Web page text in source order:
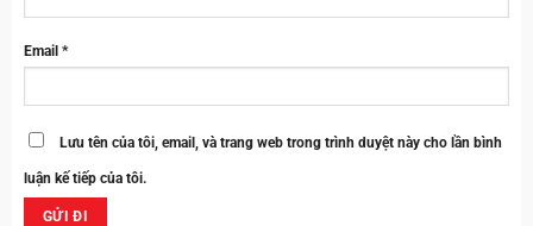
Email *
Lưu tên của tôi, email, và trang web trong trình duyệt này cho lần bình
luận kế tiếp của tôi.